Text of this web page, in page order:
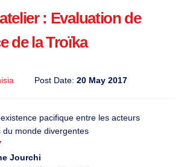
: Evaluation de
de la Troïka
Post Date: 20 May 2017
pacifique entre les acteurs
du monde divergentes
Jourchi